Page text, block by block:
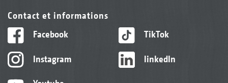
Contact et informations
Facebook
Instagram
TikTok
linkedIn